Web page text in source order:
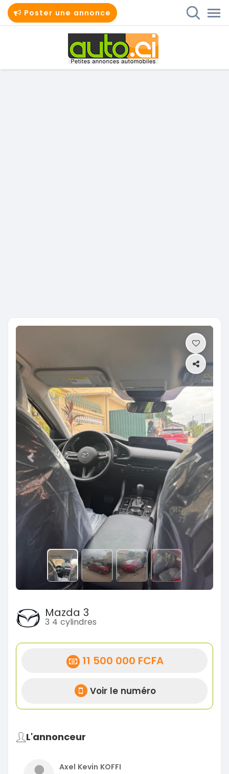
Poster une annonce
Previous Next
Mazda 3
3 4 cylindres
11 500 000 FCFA
Voir le numéro
L'annonceur
Axel Kevin KOFFI